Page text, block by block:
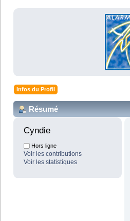
Infos du Profil
Résumé
Cyndie
Hors ligne
Voir les contributions
Voir les statistiques